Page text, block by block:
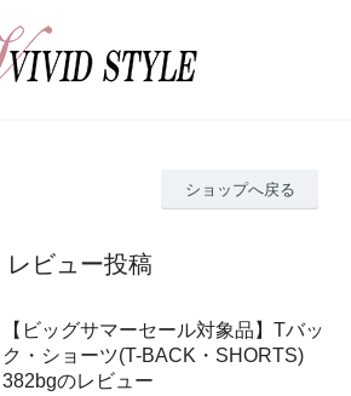
ショップへ戻る
レビュー投稿
【ビッグサマーセール対象品】Tバッ
ク・ショーツ(T-BACK・SHORTS)
382bgのレビュー